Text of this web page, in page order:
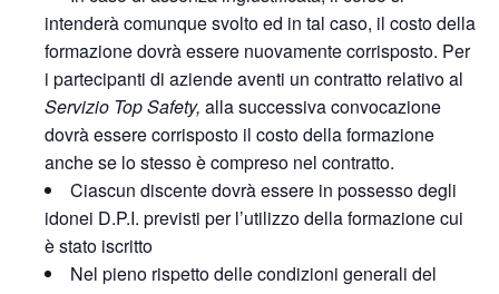
intenderà comunque svolto ed in tal caso, il costo della
formazione dovrà essere nuovamente corrisposto. Per
i partecipanti di aziende aventi un contratto relativo al
Servizio Top Safety, alla successiva convocazione
dovrà essere corrisposto il costo della formazione
anche se lo stesso è compreso nel contratto.
Ciascun discente dovrà essere in possesso degli
idonei D.P.I. previsti per l’utilizzo della formazione cui
è stato iscritto
Nel pieno rispetto delle condizioni generali del